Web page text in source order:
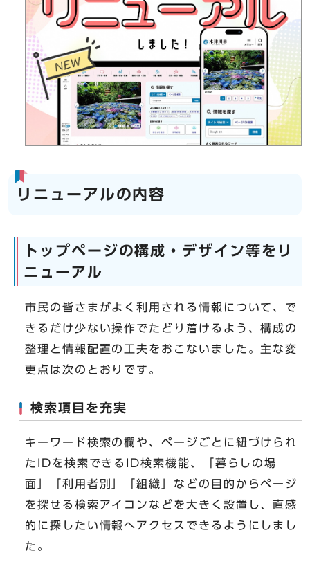
リニューアルの内容
トップページの構成・デザイン等をリ
ニューアル
市民の皆さまがよく利用される情報について、で
きるだけ少ない操作でたどり着けるよう、構成の
整理と情報配置の工夫をおこないました。主な変
更点は次のとおりです。
検索項目を充実
キーワード検索の欄や、ページごとに紐づけられ
たIDを検索できるID検索機能、「暮らしの場
面」「利用者別」「組織」などの目的からページ
を探せる検索アイコンなどを大きく設置し、直感
的に探したい情報へアクセスできるようにしまし
た。